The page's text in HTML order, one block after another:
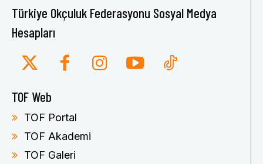
Türkiye Okçuluk Federasyonu Sosyal Medya
Hesapları
TOF Web
TOF Portal
TOF Akademi
TOF Galeri